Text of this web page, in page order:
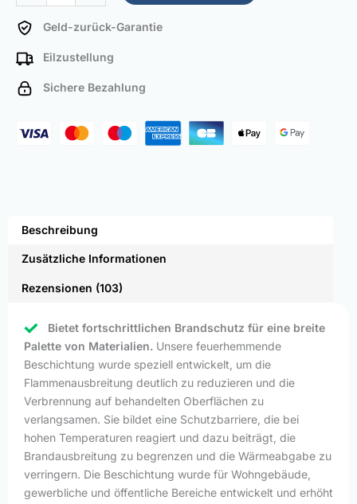
Geld-zurück-Garantie
Eilzustellung
Sichere Bezahlung
Beschreibung
Zusätzliche Informationen
Rezensionen (103)
Bietet fortschrittlichen Brandschutz für eine breite
Palette von Materialien. Unsere feuerhemmende
Beschichtung wurde speziell entwickelt, um die
Flammenausbreitung deutlich zu reduzieren und die
Verbrennung auf behandelten Oberflächen zu
verlangsamen. Sie bildet eine Schutzbarriere, die bei
hohen Temperaturen reagiert und dazu beiträgt, die
Brandausbreitung zu begrenzen und die Wärmeabgabe zu
verringern. Die Beschichtung wurde für Wohngebäude,
gewerbliche und öffentliche Bereiche entwickelt und erhöht